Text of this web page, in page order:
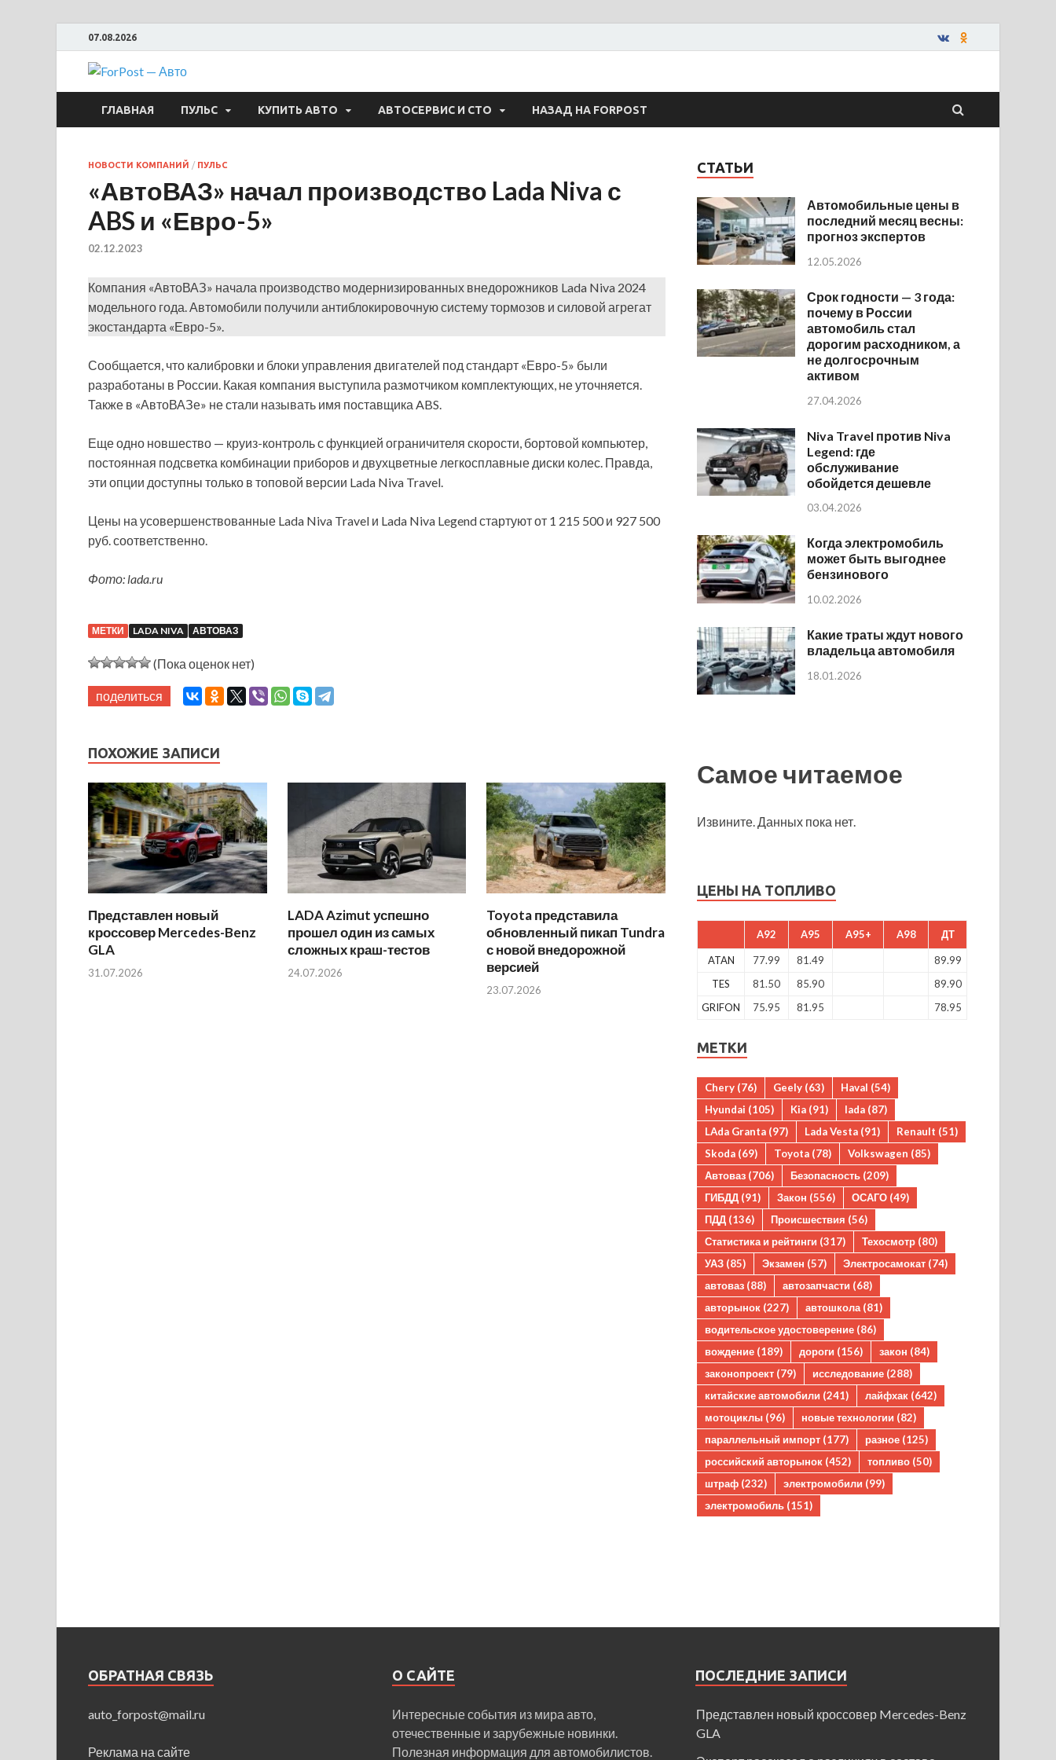
07.08.2026
ForPost — Авто
ГЛАВНАЯ ПУЛЬС КУПИТЬ АВТО АВТОСЕРВИС И СТО НАЗАД НА FORPOST
НОВОСТИ КОМПАНИЙ / ПУЛЬС
«АвтоВАЗ» начал производство Lada Niva с
ABS и «Евро-5»
02.12.2023
Компания «АвтоВАЗ» начала производство модернизированных внедорожников Lada Niva 2024
модельного года. Автомобили получили антиблокировочную систему тормозов и силовой агрегат
экостандарта «Евро-5».
Сообщается, что калибровки и блоки управления двигателей под стандарт «Евро-5» были
разработаны в России. Какая компания выступила размотчиком комплектующих, не уточняется.
Также в «АвтоВАЗе» не стали называть имя поставщика ABS.
Еще одно новшество — круиз-контроль с функцией ограничителя скорости, бортовой компьютер,
постоянная подсветка комбинации приборов и двухцветные легкосплавные диски колес. Правда,
эти опции доступны только в топовой версии Lada Niva Travel.
Цены на усовершенствованные Lada Niva Travel и Lada Niva Legend стартуют от 1 215 500 и 927 500
руб. соответственно.
Фото: lada.ru
МЕТКИ LADA NIVA АВТОВАЗ
(Пока оценок нет)
поделиться
ПОХОЖИЕ ЗАПИСИ
Представлен новый
кроссовер Mercedes-Benz
GLA
31.07.2026
LADA Azimut успешно
прошел один из самых
сложных краш-тестов
24.07.2026
Toyota представила
обновленный пикап Tundra
с новой внедорожной
версией
23.07.2026
СТАТЬИ
Автомобильные цены в
последний месяц весны:
прогноз экспертов
12.05.2026
Срок годности — 3 года:
почему в России
автомобиль стал
дорогим расходником, а
не долгосрочным
активом
27.04.2026
Niva Travel против Niva
Legend: где
обслуживание
обойдется дешевле
03.04.2026
Когда электромобиль
может быть выгоднее
бензинового
10.02.2026
Какие траты ждут нового
владельца автомобиля
18.01.2026
Самое читаемое
Извините. Данных пока нет.
ЦЕНЫ НА ТОПЛИВО
A92 A95 A95+ A98 ДТ
ATAN 77.99 81.49
89.99
TES
81.50 85.90
89.90
GRIFON
75.95 81.95 78.95
МЕТКИ
Chery (76) Geely (63) Haval (54)
Hyundai (105) Kia (91) lada (87)
LAda Granta (97) Lada Vesta (91) Renault (51)
Skoda (69) Toyota (78) Volkswagen (85)
Автоваз (706) Безопасность (209)
ГИБДД (91) Закон (556) ОСАГО (49)
ПДД (136) Происшествия (56)
Статистика и рейтинги (317) Техосмотр (80)
УАЗ (85) Экзамен (57) Электросамокат (74)
автоваз (88) автозапчасти (68)
авторынок (227) автошкола (81)
водительское удостоверение (86)
вождение (189) дороги (156) закон (84)
законопроект (79) исследование (288)
китайские автомобили (241) лайфхак (642)
мотоциклы (96) новые технологии (82)
параллельный импорт (177) разное (125)
российский авторынок (452) топливо (50)
штраф (232) электромобили (99)
электромобиль (151)
ОБРАТНАЯ СВЯЗЬ
auto_forpost@mail.ru
Реклама на сайте
О САЙТЕ
Интересные события из мира авто,
отечественные и зарубежные новинки.
Полезная информация для автомобилистов.
ПОСЛЕДНИЕ ЗАПИСИ
Представлен новый кроссовер Mercedes-Benz
GLA